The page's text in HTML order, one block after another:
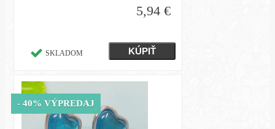
5,94 €
SKLADOM
- 40% VÝPREDAJ